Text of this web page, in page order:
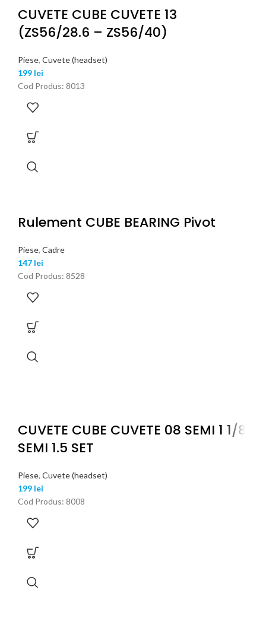
CUVETE CUBE CUVETE 13
(ZS56/28.6 – ZS56/40)
Piese, Cuvete (headset)
199 lei
Cod Produs: 8013
Rulement CUBE BEARING Pivot
Piese, Cadre
147 lei
Cod Produs: 8528
CUVETE CUBE CUVETE 08 SEMI 1 1/8
SEMI 1.5 SET
Piese, Cuvete (headset)
199 lei
Cod Produs: 8008